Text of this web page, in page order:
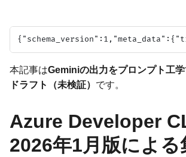
本記事はGeminiの出力をプロンプト工
ドラフト（未検証） です。
Azure Developer
2026年1月版による